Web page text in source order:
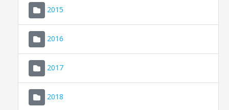
2015
2016
2017
2018